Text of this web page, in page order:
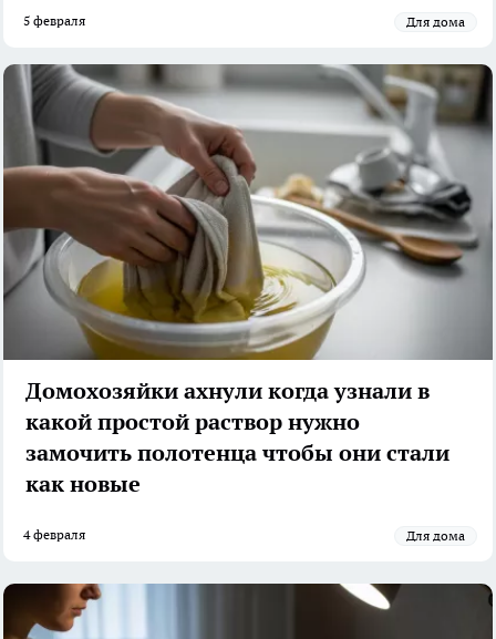
5 февраля Для дома
Домохозяйки ахнули когда узнали в
какой простой раствор нужно
замочить полотенца чтобы они стали
как новые
4 февраля Для дома